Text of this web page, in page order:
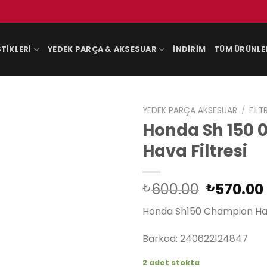
YEDEK PARÇA & AKSESUAR İNDIRIM TÜM
YEDEK PARÇA AKSESUAR /
Honda Sh 150
Hava Filtresi
₺600.00 Orijinal
fiyat:
₺570.00
Honda Sh150 Champion
Barkod: 240622124847
2 adet stokta